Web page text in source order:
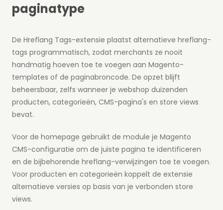
paginatype
De Hreflang Tags-extensie plaatst alternatieve hreflang-
tags programmatisch, zodat merchants ze nooit
handmatig hoeven toe te voegen aan Magento-
templates of de paginabroncode. De opzet blijft
beheersbaar, zelfs wanneer je webshop duizenden
producten, categorieën, CMS-pagina's en store views
bevat.
Voor de homepage gebruikt de module je Magento
CMS-configuratie om de juiste pagina te identificeren
en de bijbehorende hreflang-verwijzingen toe te voegen.
Voor producten en categorieën koppelt de extensie
alternatieve versies op basis van je verbonden store
views.